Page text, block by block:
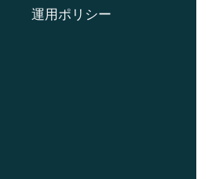
運用ポリシー